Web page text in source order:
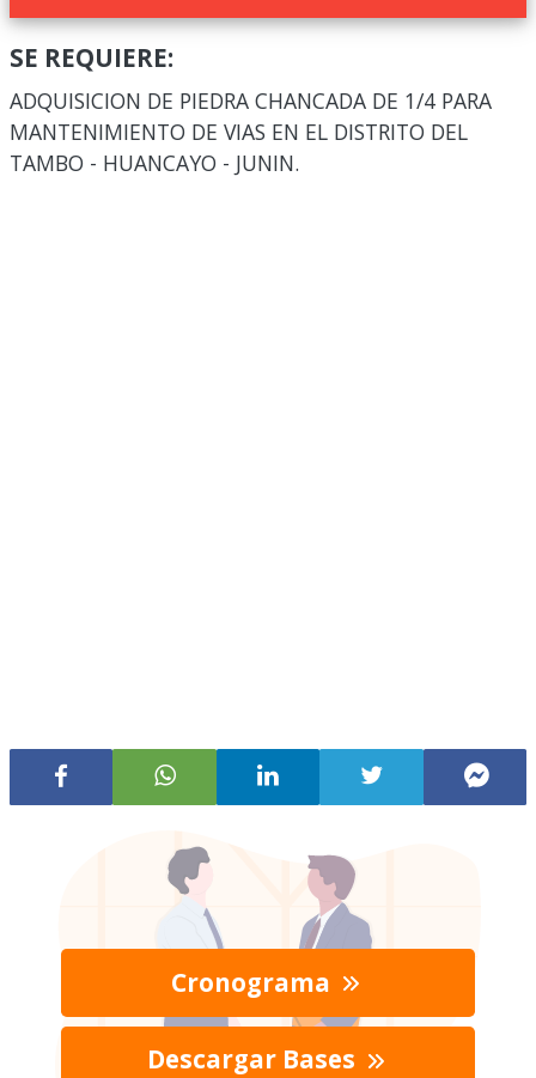
SE REQUIERE:
ADQUISICION DE PIEDRA CHANCADA DE 1/4 PARA
MANTENIMIENTO DE VIAS EN EL DISTRITO DEL
TAMBO - HUANCAYO - JUNIN.
Cronograma
Descargar Bases